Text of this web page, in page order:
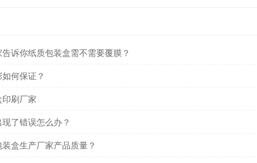
诉你纸质包装盒需不需要覆膜？
何保证？
刷厂家
了错误怎么办？
盒生产厂家产品质量？